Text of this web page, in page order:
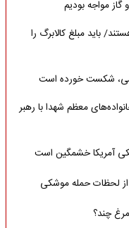
مواجه بودیم
باید مبلغ کالابرگ را
شکست خورده است
معظم شهدا با رهبر
آمریکا خشمگین است
از لحظات حمله موشکی
چند؟